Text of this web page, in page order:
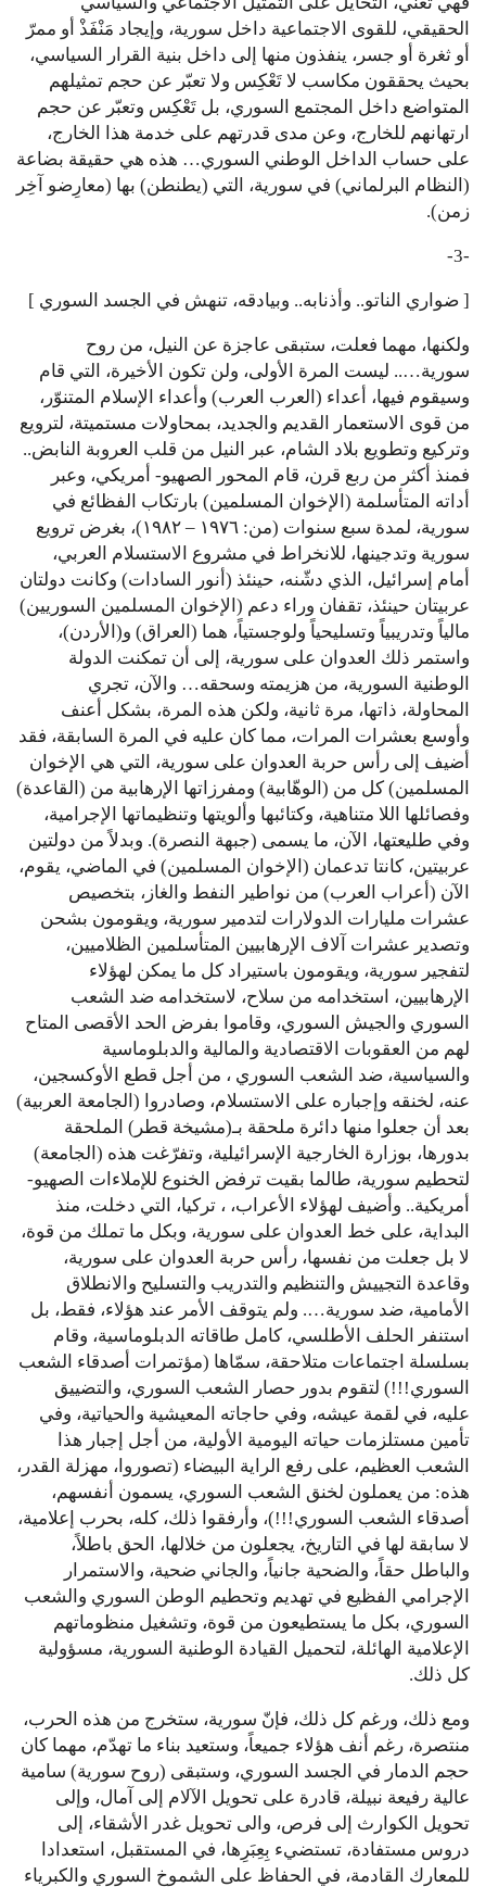
الحقيقي، للقوى الاجتماعية داخل سورية، وإيجاد مَنْفَذْ أو ممرّ
أو ثغرة أو جسر، ينفذون منها إلى داخل بنية القرار السياسي،
بحيث يحققون مكاسب لا تَعْكِس ولا تعبّر عن حجم تمثيلهم
المتواضع داخل المجتمع السوري، بل تَعْكِس وتعبّر عن حجم
ارتهانهم للخارج، وعن مدى قدرتهم على خدمة هذا الخارج،
على حساب الداخل الوطني السوري… هذه هي حقيقة بضاعة
(النظام البرلماني) في سورية، التي (يطنطن) بها (معارِضو آخِر
زمن).
-3-
[ ضواري الناتو.. وأذنابه.. وبيادقه، تنهش في الجسد السوري ]
ولكنها، مهما فعلت، ستبقى عاجزة عن النيل، من روح
سورية….. ليست المرة الأولى، ولن تكون الأخيرة، التي قام
وسيقوم فيها، أعداء (العرب العرب) وأعداء الإسلام المتنوّر،
من قوى الاستعمار القديم والجديد، بمحاولات مستميتة، لترويع
وتركيع وتطويع بلاد الشام، عبر النيل من قلب العروبة النابض..
فمنذ أكثر من ربع قرن، قام المحور الصهيو- أمريكي، وعبر
أداته المتأسلمة (الإخوان المسلمين) بارتكاب الفظائع في
سورية، لمدة سبع سنوات (من: ١٩٧٦ – ١٩٨٢)، بغرض ترويع
سورية وتدجينها، للانخراط في مشروع الاستسلام العربي،
أمام إسرائيل، الذي دشّنه، حينئذ (أنور السادات) وكانت دولتان
عربيتان حينئذ، تقفان وراء دعم (الإخوان المسلمين السوريين)
مالياً وتدريبياً وتسليحياً ولوجستياً، هما (العراق) و(الأردن)،
واستمر ذلك العدوان على سورية، إلى أن تمكنت الدولة
الوطنية السورية، من هزيمته وسحقه… والآن، تجري
المحاولة، ذاتها، مرة ثانية، ولكن هذه المرة، بشكل أعنف
وأوسع بعشرات المرات، مما كان عليه في المرة السابقة، فقد
أضيف إلى رأس حربة العدوان على سورية، التي هي الإخوان
المسلمين) كل من (الوهّابية) ومفرزاتها الإرهابية من (القاعدة)
وفصائلها اللا متناهية، وكتائبها وألويتها وتنظيماتها الإجرامية،
وفي طليعتها، الآن، ما يسمى (جبهة النصرة). وبدلاً من دولتين
عربيتين، كانتا تدعمان (الإخوان المسلمين) في الماضي، يقوم،
الآن (أعراب العرب) من نواطير النفط والغاز، بتخصيص
عشرات مليارات الدولارات لتدمير سورية، ويقومون بشحن
وتصدير عشرات آلاف الإرهابيين المتأسلمين الظلاميين،
لتفجير سورية، ويقومون باستيراد كل ما يمكن لهؤلاء
الإرهابيين، استخدامه من سلاح، لاستخدامه ضد الشعب
السوري والجيش السوري، وقاموا بفرض الحد الأقصى المتاح
لهم من العقوبات الاقتصادية والمالية والدبلوماسية
والسياسية، ضد الشعب السوري ، من أجل قطع الأوكسجين،
عنه، لخنقه وإجباره على الاستسلام، وصادروا (الجامعة العربية)
بعد أن جعلوا منها دائرة ملحقة بـ(مشيخة قطر) الملحقة
بدورها، بوزارة الخارجية الإسرائيلية، وتفرّغت هذه (الجامعة)
لتحطيم سورية، طالما بقيت ترفض الخنوع للإملاءات الصهيو-
أمريكية.. وأضيف لهؤلاء الأعراب، ، تركيا، التي دخلت، منذ
البداية، على خط العدوان على سورية، وبكل ما تملك من قوة،
لا بل جعلت من نفسها، رأس حربة العدوان على سورية،
وقاعدة التجييش والتنظيم والتدريب والتسليح والانطلاق
الأمامية، ضد سورية…. ولم يتوقف الأمر عند هؤلاء، فقط، بل
استنفر الحلف الأطلسي، كامل طاقاته الدبلوماسية، وقام
بسلسلة اجتماعات متلاحقة، سمّاها (مؤتمرات أصدقاء الشعب
السوري!!!) لتقوم بدور حصار الشعب السوري، والتضييق
عليه، في لقمة عيشه، وفي حاجاته المعيشية والحياتية، وفي
تأمين مستلزمات حياته اليومية الأولية، من أجل إجبار هذا
الشعب العظيم، على رفع الراية البيضاء (تصوروا، مهزلة القدر،
هذه: من يعملون لخنق الشعب السوري، يسمون أنفسهم،
أصدقاء الشعب السوري!!!)، وأرفقوا ذلك، كله، بحرب إعلامية،
لا سابقة لها في التاريخ، يجعلون من خلالها، الحق باطلاً،
والباطل حقاً، والضحية جانياً، والجاني ضحية، والاستمرار
الإجرامي الفظيع في تهديم وتحطيم الوطن السوري والشعب
السوري، بكل ما يستطيعون من قوة، وتشغيل منظوماتهم
الإعلامية الهائلة، لتحميل القيادة الوطنية السورية، مسؤولية
كل ذلك.
ومع ذلك، ورغم كل ذلك، فإنّ سورية، ستخرج من هذه الحرب،
منتصرة، رغم أنف هؤلاء جميعاً، وستعيد بناء ما تهدّم، مهما كان
حجم الدمار في الجسد السوري، وستبقى (روح سورية) سامية
عالية رفيعة نبيلة، قادرة على تحويل الآلام إلى آمال، وإلى
تحويل الكوارث إلى فرص، والى تحويل غدر الأشقاء، إلى
دروس مستفادة، تستضيء بِعِبَرِها، في المستقبل، استعدادا
للمعارك القادمة، في الحفاظ على الشموخ السوري والكبرياء